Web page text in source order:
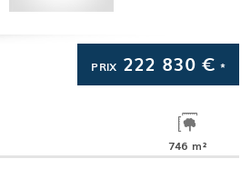
PRIX 222 830 € *
746 m²